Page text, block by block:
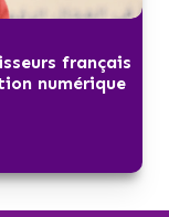
français
numérique